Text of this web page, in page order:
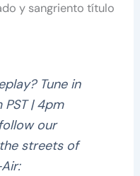
y sangriento título
Tune in
| 4pm
our
streets of